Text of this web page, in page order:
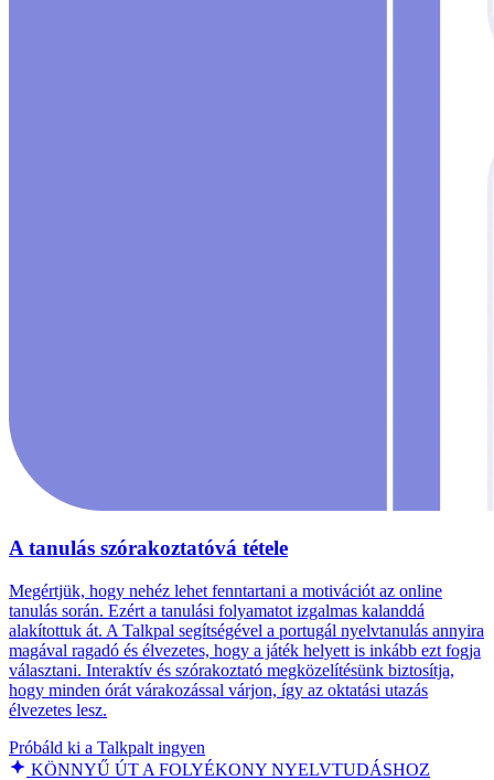
A tanulás szórakoztatóvá tétele
Megértjük, hogy nehéz lehet fenntartani a motivációt az online
tanulás során. Ezért a tanulási folyamatot izgalmas kalanddá
alakítottuk át. A Talkpal segítségével a portugál nyelvtanulás annyira
magával ragadó és élvezetes, hogy a játék helyett is inkább ezt fogja
választani. Interaktív és szórakoztató megközelítésünk biztosítja,
hogy minden órát várakozással várjon, így az oktatási utazás
élvezetes lesz.
Próbáld ki a Talkpalt ingyen
KÖNNYŰ ÚT A FOLYÉKONY NYELVTUDÁSHOZ